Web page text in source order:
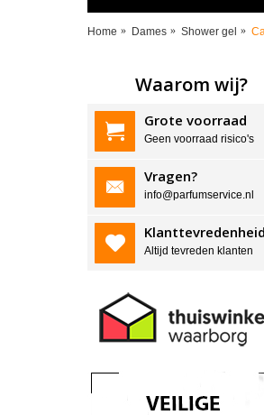
Home Dames Shower gel
Waarom wij?
Grote voorraad
Geen voorraad risico's
Vragen?
info@parfumservice.nl
Klanttevredenheid
Altijd tevreden klanten